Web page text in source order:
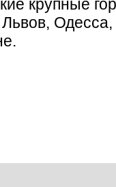
крупные
Одесса,